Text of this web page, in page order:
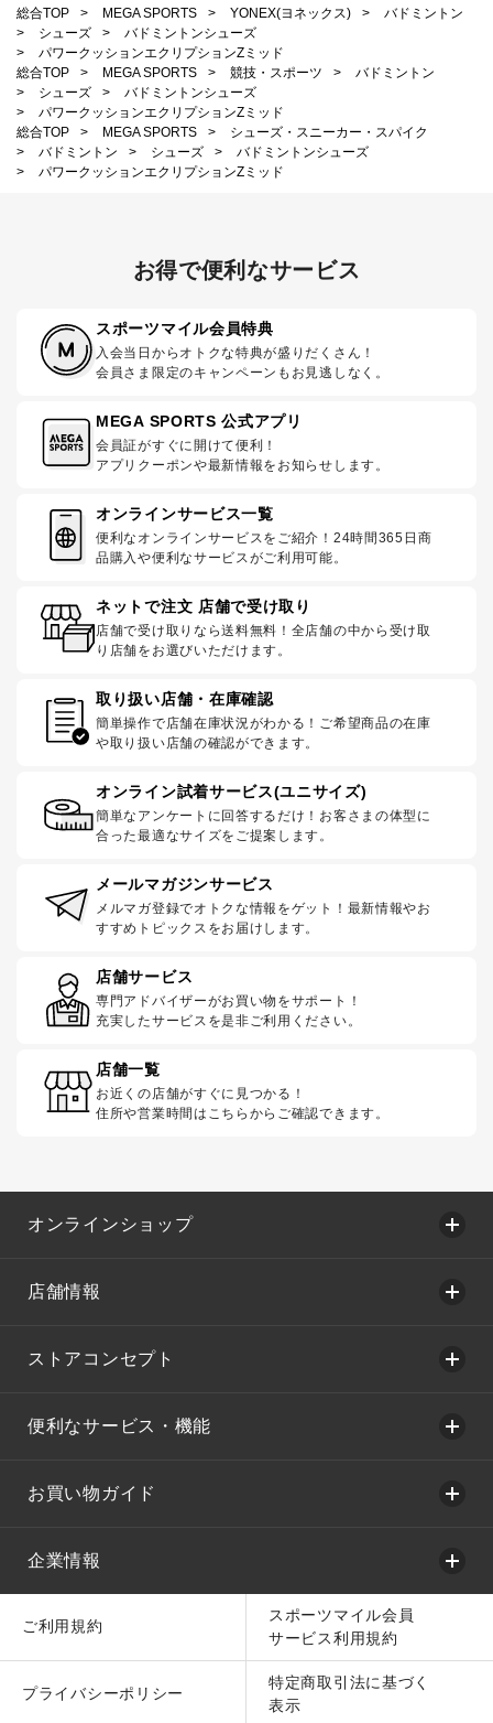
総合TOP > MEGA SPORTS > YONEX(ヨネックス) >
バドミントン
>
シューズ >
バドミントンシューズ
>
パワークッションエクリプションZミッド
総合TOP
> MEGA SPORTS > 競技・スポーツ >
バドミントン
>
シューズ >
バドミントンシューズ
>
パワークッションエクリプションZミッド
総合TOP
> MEGA SPORTS >
シューズ・スニーカー・スパイク
>
バドミントン > シューズ >
バドミントンシューズ
>
パワークッションエクリプションZミッド
お得で便利なサービス
スポーツマイル会員特典
入会当日からオトクな特典が盛りだくさん！
会員さま限定のキャンペーンもお見逃しなく。
MEGA SPORTS 公式アプリ
会員証がすぐに開けて便利！
アプリクーポンや最新情報をお知らせします。
オンラインサービス一覧
便利なオンラインサービスをご紹介！24時間365日商
品購入や便利なサービスがご利用可能。
ネットで注文 店舗で受け取り
店舗で受け取りなら送料無料！全店舗の中から受け取
り店舗をお選びいただけます。
取り扱い店舗・在庫確認
簡単操作で店舗在庫状況がわかる！ご希望商品の在庫
や取り扱い店舗の確認ができます。
オンライン試着サービス(ユニサイズ)
簡単なアンケートに回答するだけ！お客さまの体型に
合った最適なサイズをご提案します。
メールマガジンサービス
メルマガ登録でオトクな情報をゲット！最新情報やお
すすめトピックスをお届けします。
店舗サービス
専門アドバイザーがお買い物をサポート！
充実したサービスを是非ご利用ください。
店舗一覧
お近くの店舗がすぐに見つかる！
住所や営業時間はこちらからご確認できます。
オンラインショップ
店舗情報
ストアコンセプト
便利なサービス・機能
お買い物ガイド
企業情報
ご利用規約
スポーツマイル会員
サービス利用規約
プライバシーポリシー
特定商取引法に基づく
表示